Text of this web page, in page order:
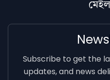
মেইল
Subscribe to get the
updates, and news